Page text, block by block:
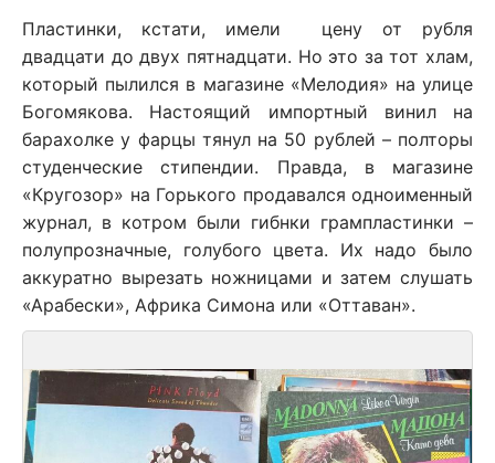
Пластинки, кстати, имели цену от рубля
двадцати до двух пятнадцати. Но это за тот хлам,
который пылился в магазине «Мелодия» на улице
Богомякова. Настоящий импортный винил на
барахолке у фарцы тянул на 50 рублей – полторы
студенческие стипендии. Правда, в магазине
«Кругозор» на Горького продавался одноименный
журнал, в котром были гибнки грампластинки –
полупрозначные, голубого цвета. Их надо было
аккуратно вырезать ножницами и затем слушать
«Арабески», Африка Симона или «Оттаван».